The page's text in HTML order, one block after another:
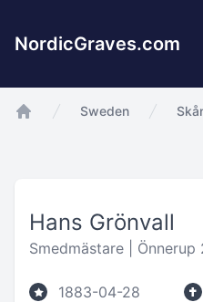
NordicGraves.com
Sweden
Hans Grönvall
Smedmästare | Önnerup
1883-04-28